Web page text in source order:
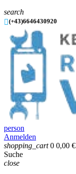
search
(+43)6646430920
person
Anmelden
shopping_cart 0 0,00 €
Suche
close